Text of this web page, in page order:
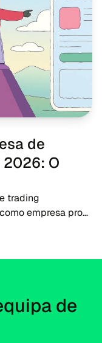
de
O
trading
empresa prop
oportuna para
de